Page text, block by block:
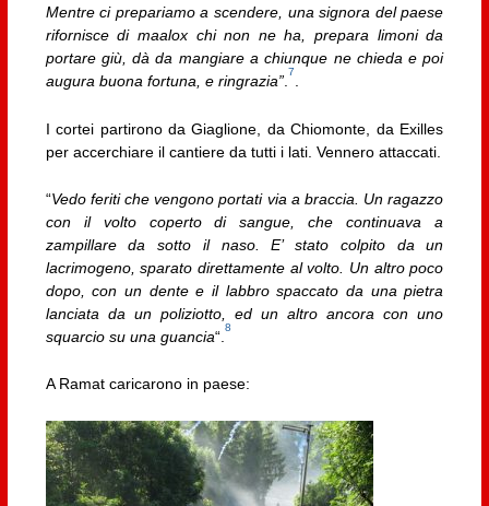
Mentre ci prepariamo a scendere, una signora del paese
rifornisce di maalox chi non ne ha, prepara limoni da
portare giù, dà da mangiare a chiunque ne chieda e poi
augura buona fortuna, e ringrazia”.
7
.
I cortei partirono da Giaglione, da Chiomonte, da Exilles
per accerchiare il cantiere da tutti i lati. Vennero attaccati.
“Vedo feriti che vengono portati via a braccia. Un ragazzo
con il volto coperto di sangue, che continuava a
zampillare da sotto il naso. E’ stato colpito da un
lacrimogeno, sparato direttamente al volto. Un altro poco
dopo, con un dente e il labbro spaccato da una pietra
lanciata da un poliziotto, ed un altro ancora con uno
squarcio su una guancia“.
8
A Ramat caricarono in paese: